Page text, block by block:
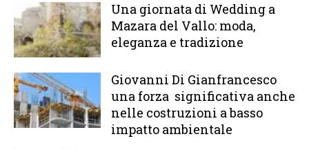
Una giornata di Wedding a
Mazara del Vallo: moda,
eleganza e tradizione
Giovanni Di Gianfrancesco
una forza significativa anche
nelle costruzioni a basso
impatto ambientale